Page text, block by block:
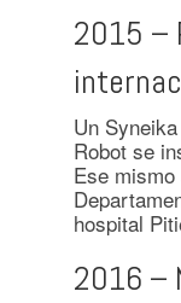
2015 –
Un
Robot se
Ese
hospital
2016 –